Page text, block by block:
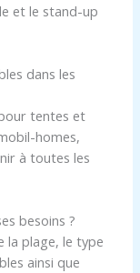
et le stand-up
dans les
tentes et
homes,
à toutes les
besoins ?
la plage, le type
ainsi que